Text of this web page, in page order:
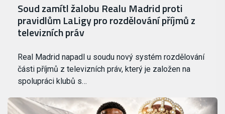
Soud zamítl žalobu Realu Madrid proti
pravidlům LaLigy pro rozdělování příjmů z
televizních práv
Real Madrid napadl u soudu nový systém rozdělování
části příjmů z televizních práv, který je založen na
spolupráci klubů s…